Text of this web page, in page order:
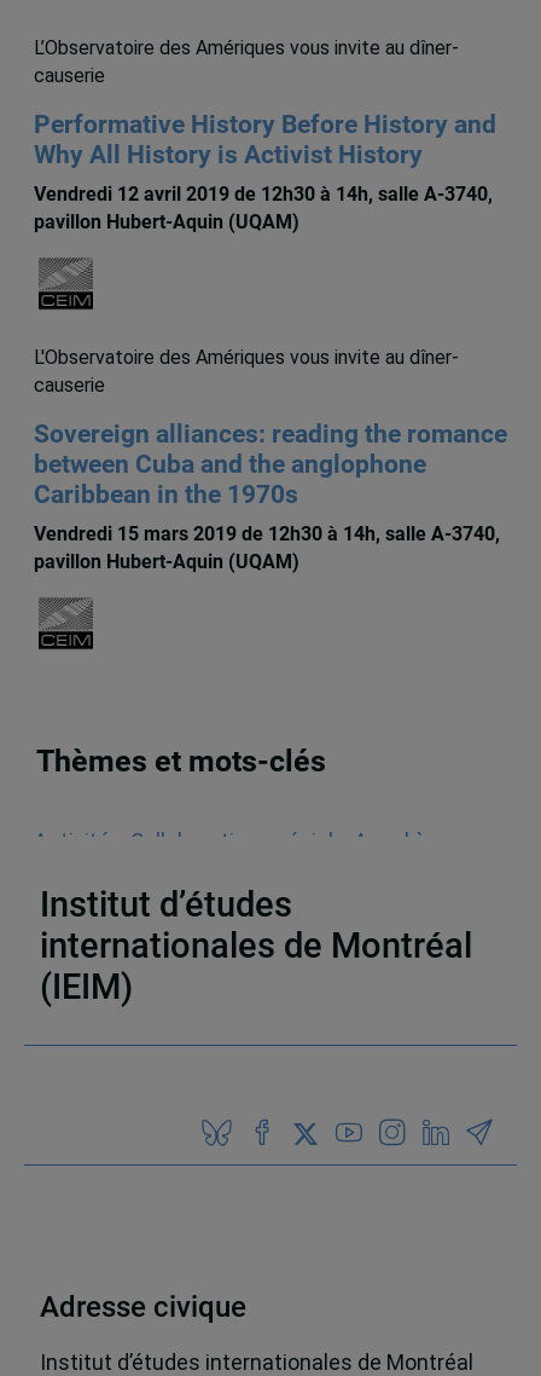
L’Observatoire des Amériques vous invite au dîner-
causerie
Performative History Before History and
Why All History is Activist History
Vendredi 12 avril 2019 de 12h30 à 14h, salle A-3740,
pavillon Hubert-Aquin (UQAM)
L'Observatoire des Amériques vous invite au dîner-
causerie
Sovereign alliances: reading the romance
between Cuba and the anglophone
Caribbean in the 1970s
Vendredi 15 mars 2019 de 12h30 à 14h, salle A-3740,
pavillon Hubert-Aquin (UQAM)
Thèmes et mots-clés
Activités Collaboration spéciale
Appel à
Institut d’études
internationales de Montréal
(IEIM)
Adresse civique
Institut d’études internationales de Montréal